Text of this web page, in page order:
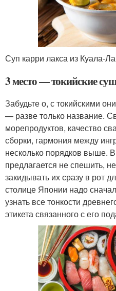
Суп карри лакса из Куала-
3 место — токийские
Забудьте о, с токийскими
— разве только название.
морепродуктов, качество
сборки, гармония между
несколько порядков выше.
предлагается не спешить,
закидывать их сразу в рот
столице Японии надо
узнать все тонкости
этикета связанного с его